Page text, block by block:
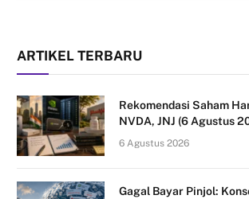
ARTIKEL TERBARU
Rekomendasi Saham
NVDA, JNJ (6 Agustus
6 Agustus 2026
Gagal Bayar Pinjol: